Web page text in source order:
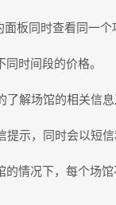
板同时查看同一
时间段的价格。
了解场馆的相关信
示，同时会以短
情况下，每个场